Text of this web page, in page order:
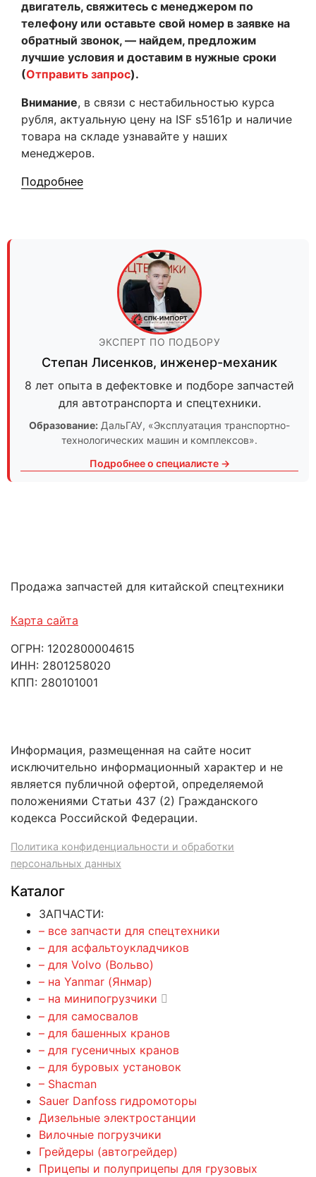
двигатель, свяжитесь с менеджером по
телефону или оставьте свой номер в заявке на
обратный звонок, — найдем, предложим
лучшие условия и доставим в нужные сроки
(Отправить запрос).
Внимание, в связи с нестабильностью курса
рубля, актуальную цену на ISF s5161р и наличие
товара на складе узнавайте у наших
менеджеров.
Подробнее
ЭКСПЕРТ ПО ПОДБОРУ
Степан Лисенков, инженер-механик
8 лет опыта в дефектовке и подборе запчастей
для автотранспорта и спецтехники.
Образование: ДальГАУ, «Эксплуатация транспортно-
технологических машин и комплексов».
Подробнее о специалисте →
Продажа запчастей для китайской спецтехники
Карта сайта
ОГРН: 1202800004615
ИНН: 2801258020
КПП: 280101001
Информация, размещенная на сайте носит
исключительно информационный характер и не
является публичной офертой, определяемой
положениями Статьи 437 (2) Гражданского
кодекса Российской Федерации.
Политика конфиденциальности и обработки
персональных данных
Каталог
ЗАПЧАСТИ:
– все запчасти для спецтехники
– для асфальтоукладчиков
– для Volvo (Вольво)
– на Yanmar (Янмар)
– на минипогрузчики
– для самосвалов
– для башенных кранов
– для гусеничных кранов
– для буровых установок
– Shacman
Sauer Danfoss гидромоторы
Дизельные электростанции
Вилочные погрузчики
Грейдеры (автогрейдер)
Прицепы и полуприцепы для грузовых